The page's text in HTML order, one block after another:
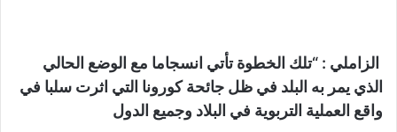
الزاملي : “تلك الخطوة تأتي انسجاما مع الوضع الحالي
الذي يمر به البلد في ظل جائحة كورونا التي اثرت سلبا في
واقع العملية التربوية في البلاد وجميع الدول